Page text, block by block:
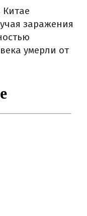
Китае
заражения
умерли от